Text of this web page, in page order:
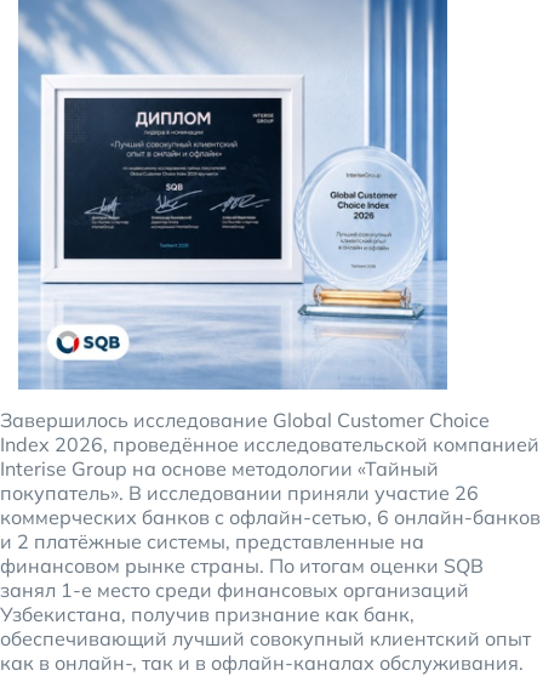
Завершилось исследование Global Customer Choice
Index 2026, проведённое исследовательской компанией
Interise Group на основе методологии «Тайный
покупатель». В исследовании приняли участие 26
коммерческих банков с офлайн-сетью, 6 онлайн-банков
и 2 платёжные системы, представленные на
финансовом рынке страны. По итогам оценки SQB
занял 1-е место среди финансовых организаций
Узбекистана, получив признание как банк,
обеспечивающий лучший совокупный клиентский опыт
как в онлайн-, так и в офлайн-каналах обслуживания.